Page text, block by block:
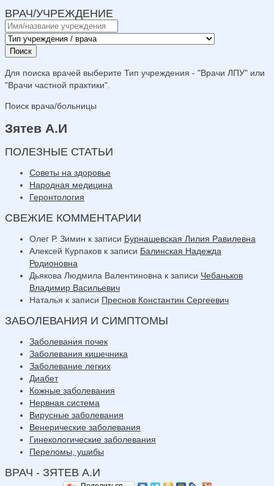
ВРАЧ/УЧРЕЖДЕНИЕ
Поиск
Для поиска врачей выберите Тип учреждения - "Врачи ЛПУ" или
"Врачи частной практики".
Поиск врача/больницы
Зятев А.И
ПОЛЕЗНЫЕ СТАТЬИ
Советы на здоровье
Народная медицина
Геронтология
СВЕЖИЕ КОММЕНТАРИИ
Олег Р. Зимин к записи Бурнашевская Лилия Равилевна
Алексей Курпаков к записи Балинская Надежда
Родионовна
Дьякова Людмила Валентиновна к записи Чебаньков
Владимир Васильевич
Наталья к записи Преснов Константин Сергеевич
ЗАБОЛЕВАНИЯ И СИМПТОМЫ
Заболевания почек
Заболевания кишечника
Заболевание легких
Диабет
Кожные заболевания
Нервная система
Вирусные заболевания
Венерические заболевания
Гинекологические заболевания
Переломы, ушибы
ВРАЧ - ЗЯТЕВ А.И